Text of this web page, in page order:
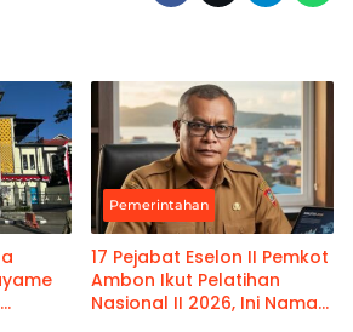
Pemerintahan
17 Pejabat Eselon II Pemkot
Ambon Ikut Pelatihan
Nasional II 2026, Ini Nama-